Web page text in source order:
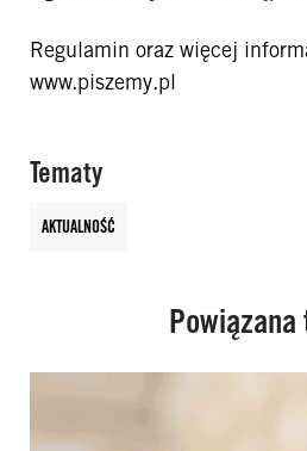
Regulamin oraz więcej
www.piszemy.pl
Tematy
AKTUALNOŚĆ